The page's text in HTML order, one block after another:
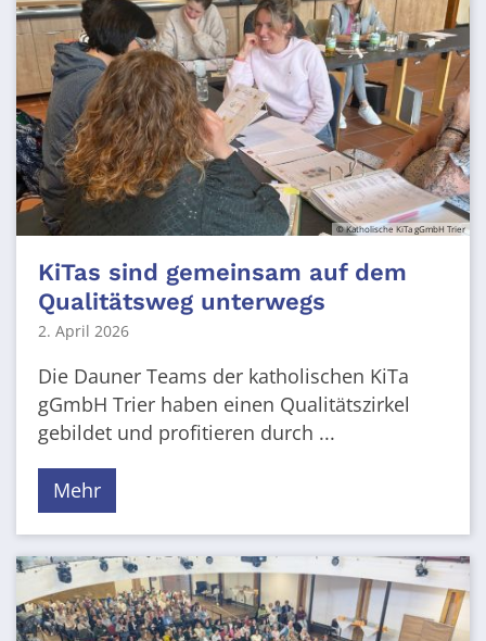
© Katholische KiTa gGmbH Trier
KiTas sind gemeinsam auf dem
Qualitätsweg unterwegs
2. April 2026
Die Dauner Teams der katholischen KiTa
gGmbH Trier haben einen Qualitätszirkel
gebildet und profitieren durch ...
Mehr